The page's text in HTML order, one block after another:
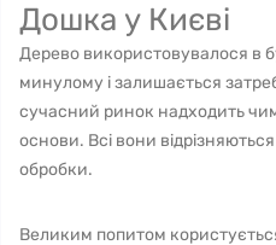
Дошка у Києві
Дерево використовувалося в
минулому і залишається
сучасний ринок надходить
основи. Всі вони
обробки.
Великим попитом